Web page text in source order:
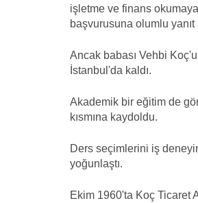
işletme ve finans
başvurusuna olumlu yanıt
Ancak babası Vehbi
İstanbul'da kaldı.
Akademik bir eğitim de
kısmına kaydoldu.
Ders seçimlerini iş
yoğunlaştı.
Ekim 1960'ta Koç Ticaret